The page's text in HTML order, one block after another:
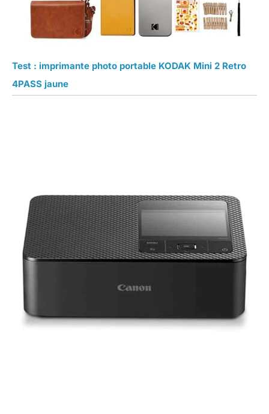
Test : imprimante photo portable KODAK Mini 2 Retro
4PASS jaune